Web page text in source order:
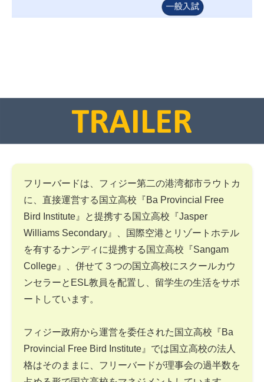
フリーバードは、フィジー第二の港湾都市ラウトカ
に、直接運営する国立高校『Ba Provincial Free
Bird Institute』と提携する国立高校『Jasper
Williams Secondary』、国際空港とリゾートホテル
を有するナンディに提携する国立高校『Sangam
College』、併せて３つの国立高校にスクールカウ
ンセラーとESL教員を配置し、留学生の生活をサポ
ートしています。
フィジー政府から運営を委任された国立高校『Ba
Provincial Free Bird Institute』では国立高校の法人
格はそのままに、フリーバードが理事会の過半数を